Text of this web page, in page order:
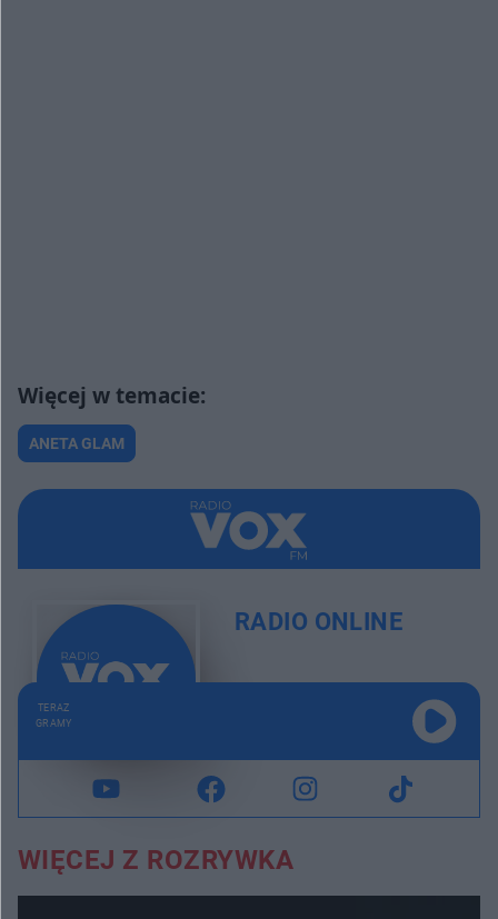
ANETA GLAM
RADIO ONLINE
TERAZ
GRAMY
WIĘCEJ Z ROZRYWKA